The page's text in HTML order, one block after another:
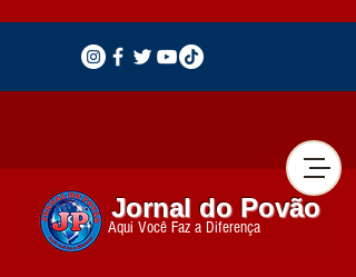
Jornal do Povão
Aqui Você Faz a Diferença